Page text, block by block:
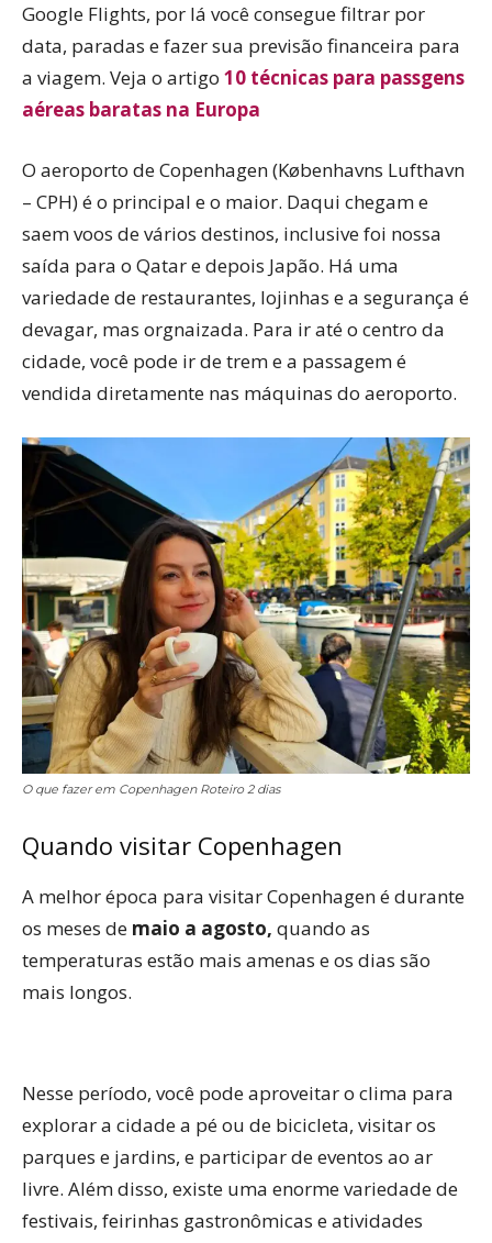
Google Flights, por lá você consegue filtrar por
data, paradas e fazer sua previsão financeira para
a viagem. Veja o artigo 10 técnicas para passgens
aéreas baratas na Europa
O aeroporto de Copenhagen (Københavns Lufthavn
– CPH) é o principal e o maior. Daqui chegam e
saem voos de vários destinos, inclusive foi nossa
saída para o Qatar e depois Japão. Há uma
variedade de restaurantes, lojinhas e a segurança é
devagar, mas orgnaizada. Para ir até o centro da
cidade, você pode ir de trem e a passagem é
vendida diretamente nas máquinas do aeroporto.
O que fazer em Copenhagen Roteiro 2 dias
Quando visitar Copenhagen
A melhor época para visitar Copenhagen é durante
os meses de maio a agosto, quando as
temperaturas estão mais amenas e os dias são
mais longos.
Nesse período, você pode aproveitar o clima para
explorar a cidade a pé ou de bicicleta, visitar os
parques e jardins, e participar de eventos ao ar
livre. Além disso, existe uma enorme variedade de
festivais, feirinhas gastronômicas e atividades